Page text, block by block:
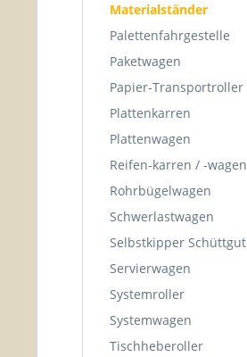
Materialständer
Palettenfahrgestelle
Paketwagen
Papier-Transportroller
Plattenkarren
Plattenwagen
Reifen-karren / -wagen
Rohrbügelwagen
Schwerlastwagen
Selbstkipper Schüttgut
Servierwagen
Systemroller
Systemwagen
Tischheberoller